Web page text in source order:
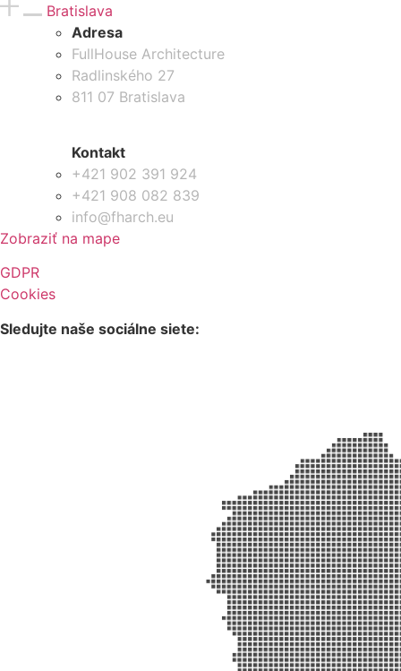
Bratislava
Adresa
FullHouse Architecture
Radlinského 27
811 07 Bratislava
Kontakt
+421 902 391 924
+421 908 082 839
info@fharch.eu
Zobraziť na mape
GDPR
Cookies
Sledujte naše sociálne siete: